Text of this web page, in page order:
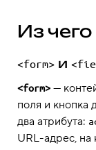
Из
<form> и
<form> —
поля и кнопка
два атрибута:
URL-адрес, на